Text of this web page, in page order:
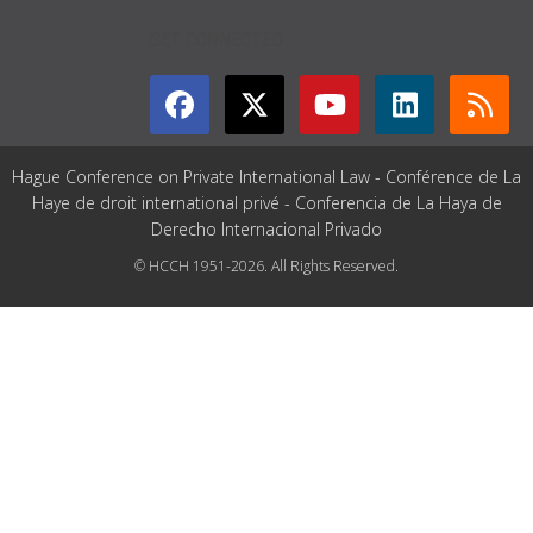
Hague Conference on Private International Law - Conférence de La
Haye de droit international privé - Conferencia de La Haya de
Derecho Internacional Privado
© HCCH 1951-2026. All Rights Reserved.